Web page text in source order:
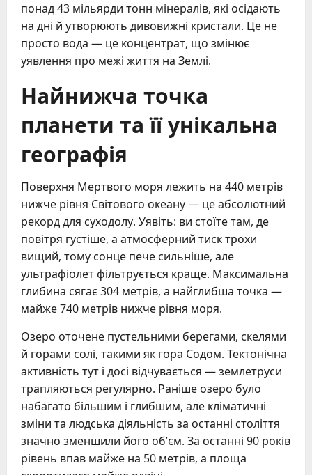
понад 43 мільярди тонн мінералів, які осідають
на дні й утворюють дивовижні кристали. Це не
просто вода — це концентрат, що змінює
уявлення про межі життя на Землі.
Найнижча точка
планети та її унікальна
географія
Поверхня Мертвого моря лежить на 440 метрів
нижче рівня Світового океану — це абсолютний
рекорд для суходолу. Уявіть: ви стоїте там, де
повітря густіше, а атмосферний тиск трохи
вищий, тому сонце пече сильніше, але
ультрафіолет фільтрується краще. Максимальна
глибина сягає 304 метрів, а найглибша точка —
майже 740 метрів нижче рівня моря.
Озеро оточене пустельними берегами, скелями
й горами солі, такими як гора Содом. Тектонічна
активність тут і досі відчувається — землетруси
трапляються регулярно. Раніше озеро було
набагато більшим і глибшим, але кліматичні
зміни та людська діяльність за останні століття
значно зменшили його об’єм. За останні 90 років
рівень впав майже на 50 метрів, а площа